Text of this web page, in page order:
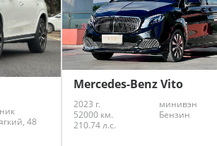
48
Mercedes-Benz Vito
2023 г.
минивэн
52000 км.
Бензин
210.74 л.с.